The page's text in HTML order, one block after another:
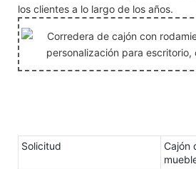
los clientes a lo largo de los años.
Solicitud
Cajón